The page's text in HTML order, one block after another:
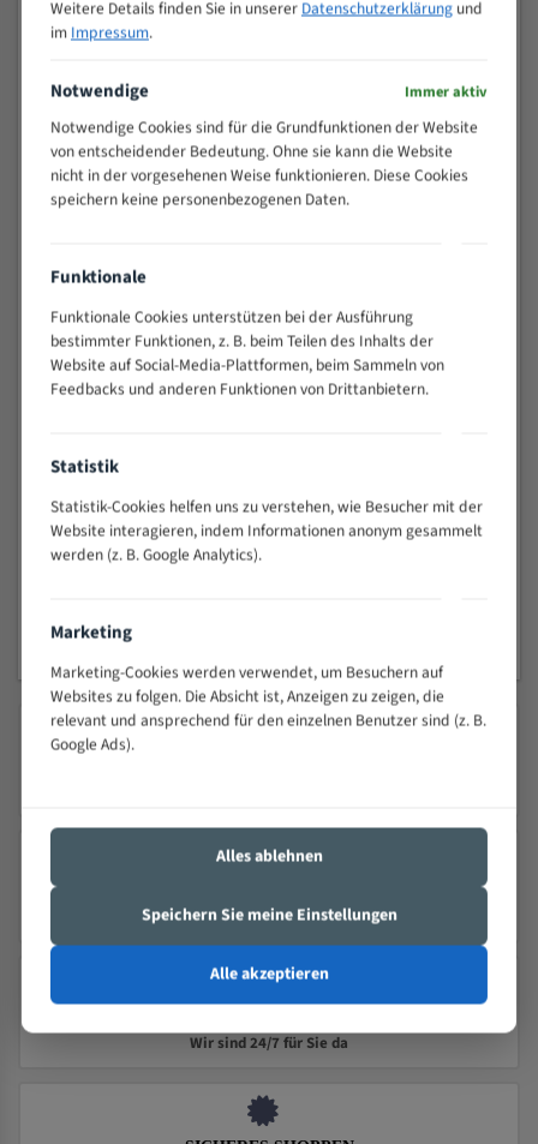
PRODUKT ANSEHEN PRODUKT ANSEHEN
Berg schmıd GBS 185
M42 HSS Bandsägeblatt
Verstärkter HSS m42 für die
Metallzerspanung
PRODUKT ANSEHEN
Verstärkter HSS m42 für die
Metallzerspanung
PRODUKT ANSEHEN
Seit 2000 – Über 25 Jahre Erfahrung
Wir sind 24/7 für Sie da
Weitere Details finden Sie in unserer Datenschutzerklärungund
im Impressum.
Notwendige Immer aktiv
Notwendige Cookies sind für die Grundfunktionen der Website
von entscheidender Bedeutung. Ohne sie kann die Website
nicht in der vorgesehenen Weise funktionieren. Diese Cookies
speichern keine personenbezogenen Daten.
Funktionale
Funktionale Cookies unterstützen bei der Ausführung
bestimmter Funktionen, z. B. beim Teilen des Inhalts der
Website auf Social-Media-Plattformen, beim Sammeln von
Feedbacks und anderen Funktionen von Drittanbietern.
Statistik
Statistik-Cookies helfen uns zu verstehen, wie Besucher mit der
Website interagieren, indem Informationen anonym gesammelt
werden (z. B. Google Analytics).
Marketing
Marketing-Cookies werden verwendet, um Besuchern auf
Websites zu folgen. Die Absicht ist, Anzeigen zu zeigen, die
relevant und ansprechend für den einzelnen Benutzer sind (z. B.
Google Ads).
Alles ablehnen
Speichern Sie meine Einstellungen
Alle akzeptieren